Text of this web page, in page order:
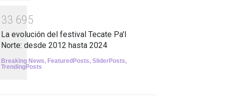
33 695
La evolución del festival Tecate Pa'l
Norte: desde 2012 hasta 2024
Breaking News, FeaturedPosts, SliderPosts,
TrendingPosts